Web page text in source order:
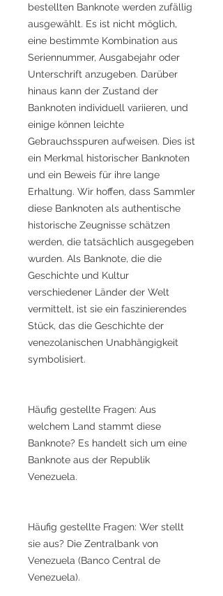
bestellten Banknote werden zufällig
ausgewählt. Es ist nicht möglich,
eine bestimmte Kombination aus
Seriennummer, Ausgabejahr oder
Unterschrift anzugeben. Darüber
hinaus kann der Zustand der
Banknoten individuell variieren, und
einige können leichte
Gebrauchsspuren aufweisen. Dies ist
ein Merkmal historischer Banknoten
und ein Beweis für ihre lange
Erhaltung. Wir hoffen, dass Sammler
diese Banknoten als authentische
historische Zeugnisse schätzen
werden, die tatsächlich ausgegeben
wurden. Als Banknote, die die
Geschichte und Kultur
verschiedener Länder der Welt
vermittelt, ist sie ein faszinierendes
Stück, das die Geschichte der
venezolanischen Unabhängigkeit
symbolisiert.
Häufig gestellte Fragen: Aus
welchem Land stammt diese
Banknote? Es handelt sich um eine
Banknote aus der Republik
Venezuela.
Häufig gestellte Fragen: Wer stellt
sie aus? Die Zentralbank von
Venezuela (Banco Central de
Venezuela).